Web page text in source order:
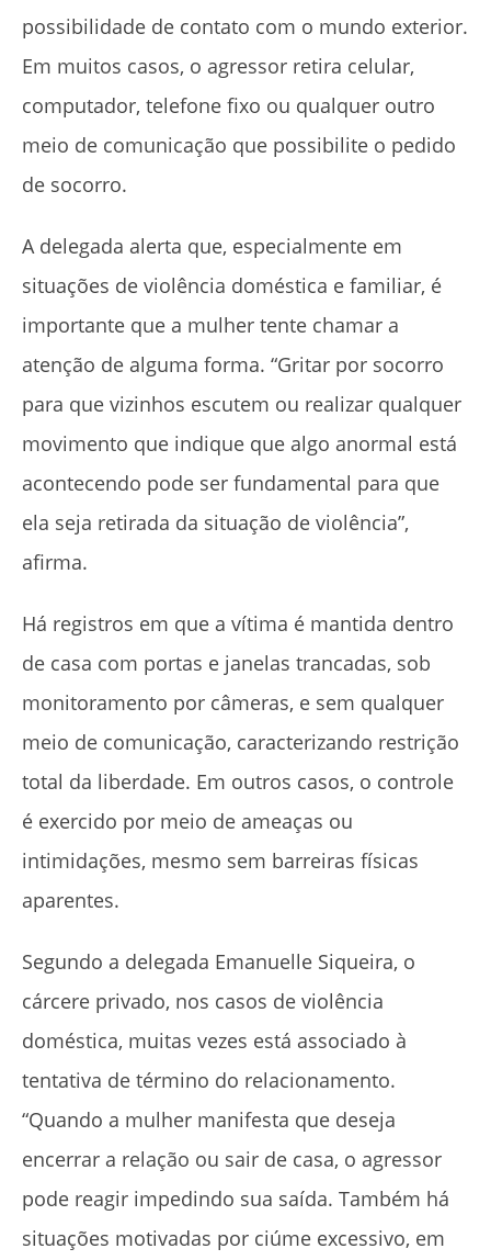
possibilidade de contato com o mundo exterior.
Em muitos casos, o agressor retira celular,
computador, telefone fixo ou qualquer outro
meio de comunicação que possibilite o pedido
de socorro.
A delegada alerta que, especialmente em
situações de violência doméstica e familiar, é
importante que a mulher tente chamar a
atenção de alguma forma. “Gritar por socorro
para que vizinhos escutem ou realizar qualquer
movimento que indique que algo anormal está
acontecendo pode ser fundamental para que
ela seja retirada da situação de violência”,
afirma.
Há registros em que a vítima é mantida dentro
de casa com portas e janelas trancadas, sob
monitoramento por câmeras, e sem qualquer
meio de comunicação, caracterizando restrição
total da liberdade. Em outros casos, o controle
é exercido por meio de ameaças ou
intimidações, mesmo sem barreiras físicas
aparentes.
Segundo a delegada Emanuelle Siqueira, o
cárcere privado, nos casos de violência
doméstica, muitas vezes está associado à
tentativa de término do relacionamento.
“Quando a mulher manifesta que deseja
encerrar a relação ou sair de casa, o agressor
pode reagir impedindo sua saída. Também há
situações motivadas por ciúme excessivo, em